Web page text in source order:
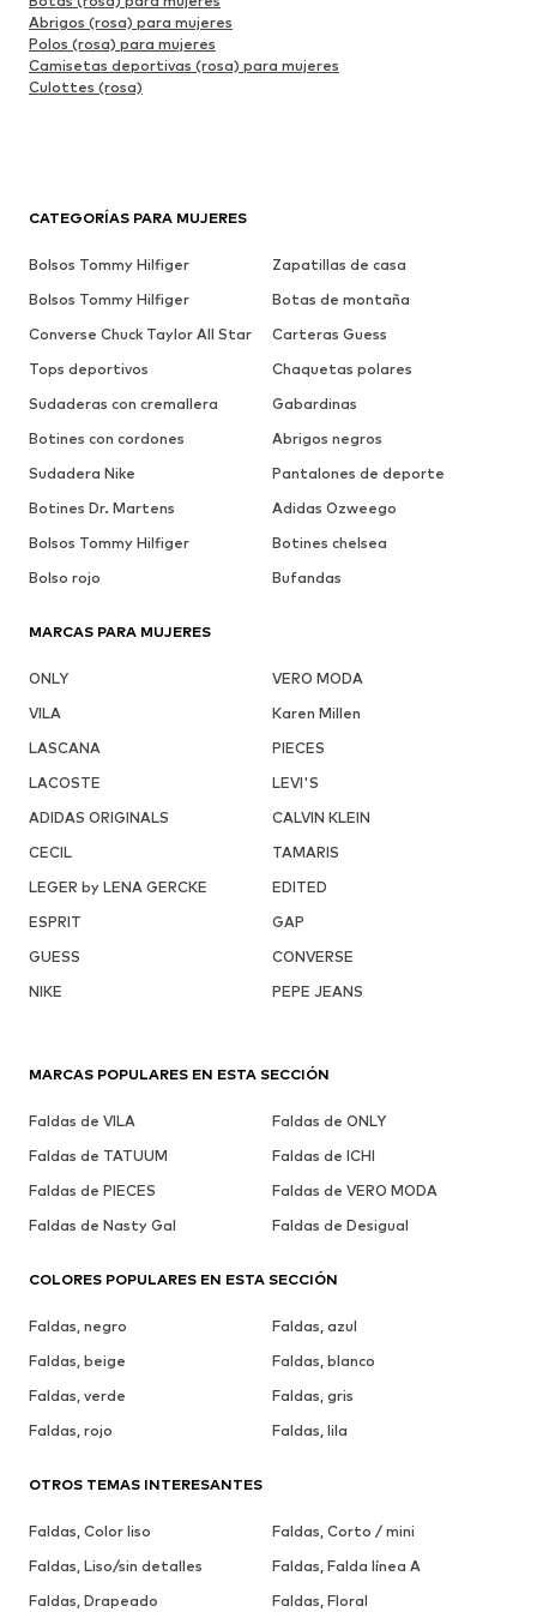
CATEGORÍAS PARA MUJERES
Bolsos Tommy Hilfiger
Zapatillas de casa
Bolsos Tommy Hilfiger
Botas de montaña
Converse Chuck Taylor All Star
Carteras Guess
Tops deportivos
Chaquetas polares
Sudaderas con cremallera
Gabardinas
Botines con cordones
Abrigos negros
Sudadera Nike
Pantalones de deporte
Botines Dr. Martens
Adidas Ozweego
Bolsos Tommy Hilfiger
Botines chelsea
Bolso rojo
Bufandas
MARCAS PARA MUJERES
ONLY
VERO MODA
VILA
Karen Millen
LASCANA
PIECES
LACOSTE
LEVI'S
ADIDAS ORIGINALS
CALVIN KLEIN
CECIL
TAMARIS
LEGER by LENA GERCKE
EDITED
ESPRIT
GAP
GUESS
CONVERSE
NIKE
PEPE JEANS
Abrigos (rosa) para mujeres
Polos (rosa) para mujeres
Camisetas deportivas (rosa) para mujeres
Culottes (rosa)
MARCAS POPULARES EN ESTA SECCIÓN
Faldas de VILA
Faldas de ONLY
Faldas de TATUUM
Faldas de ICHI
Faldas de PIECES
Faldas de VERO MODA
Faldas de Nasty Gal
Faldas de Desigual
COLORES POPULARES EN ESTA SECCIÓN
Faldas, negro
Faldas, azul
Faldas, beige
Faldas, blanco
Faldas, verde
Faldas, gris
Faldas, rojo
Faldas, lila
OTROS TEMAS INTERESANTES
Faldas, Color liso
Faldas, Corto / mini
Faldas, Liso/sin detalles
Faldas, Falda línea A
Faldas, Drapeado
Faldas, Floral